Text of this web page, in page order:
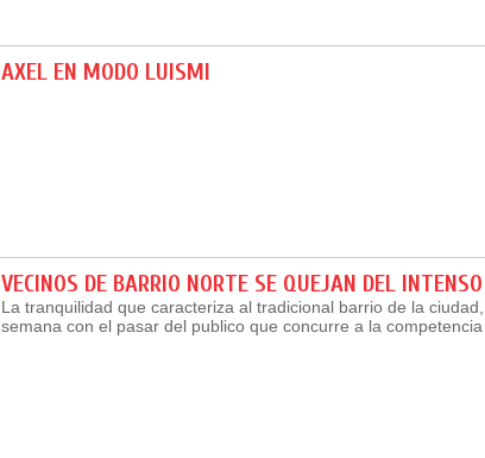
AXEL EN MODO LUISMI
VECINOS DE BARRIO NORTE SE QUEJAN DEL
La tranquilidad que caracteriza al tradicional barrio de la
semana con el pasar del publico que concurre a la